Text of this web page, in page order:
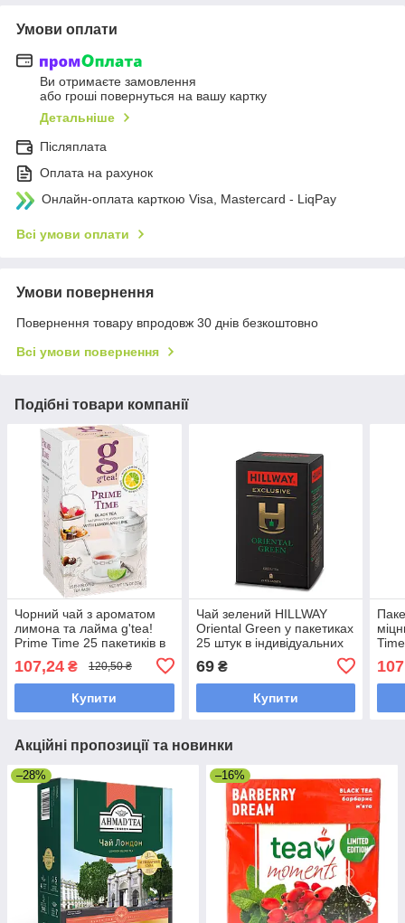
Умови оплати
Ви отримаєте замовлення
або гроші повернуться на вашу картку
Детальніше
Післяплата
Оплата на рахунок
Онлайн-оплата карткою Visa, Mastercard - LiqPay
Всі умови оплати
Умови повернення
Повернення товару впродовж 30 днів безкоштовно
Всі умови повернення
Подібні товари компанії
Чорний чай з ароматом
лимона та лайма g'tea!
Prime Time 25 пакетиків в
індивідуальних конвертах
107,24 ₴ 120,50 ₴
Купити
Чай зелений HILLWAY
Oriental Green у пакетиках
25 штук в індивідуальних
69₴
Купити
Акційні пропозиції та новинки
–28% –16%